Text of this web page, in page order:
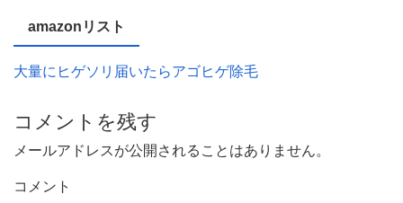
amazonリスト
大量にヒゲソリ届いたらアゴヒゲ除毛
コメントを残す
メールアドレスが公開されることはありません。
コメント